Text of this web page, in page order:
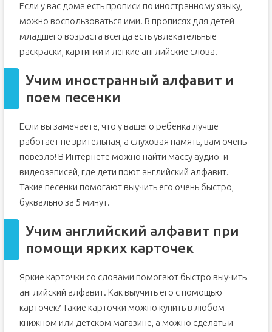
Если у вас дома есть прописи по иностранному языку,
можно воспользоваться ими. В прописях для детей
младшего возраста всегда есть увлекательные
раскраски, картинки и легкие английские слова.
Учим иностранный алфавит и
поем песенки
Если вы замечаете, что у вашего ребенка лучше
работает не зрительная, а слуховая память, вам очень
повезло! В Интернете можно найти массу аудио- и
видеозаписей, где дети поют английский алфавит.
Такие песенки помогают выучить его очень быстро,
буквально за 5 минут.
Учим английский алфавит при
помощи ярких карточек
Яркие карточки со словами помогают быстро выучить
английский алфавит. Как выучить его с помощью
карточек? Такие карточки можно купить в любом
книжном или детском магазине, а можно сделать и